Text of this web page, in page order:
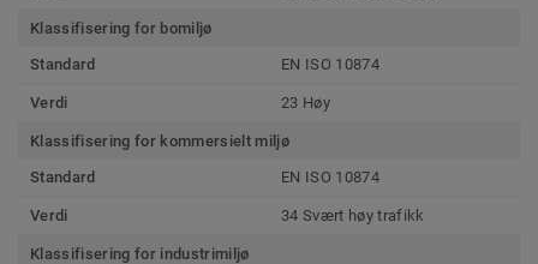
Klassifisering for bomiljø
Standard
EN ISO 10874
Verdi 23 Høy
Klassifisering for kommersielt miljø
Standard
EN ISO 10874
Verdi 34 Svært høy trafikk
Klassifisering for industrimiljø